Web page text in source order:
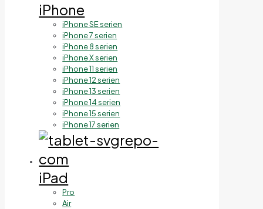
iPhone
iPhone SE serien
iPhone 7 serien
iPhone 8 serien
iPhone X serien
iPhone 11 serien
iPhone 12 serien
iPhone 13 serien
iPhone 14 serien
iPhone 15 serien
iPhone 17 serien
iPad
Pro
Air